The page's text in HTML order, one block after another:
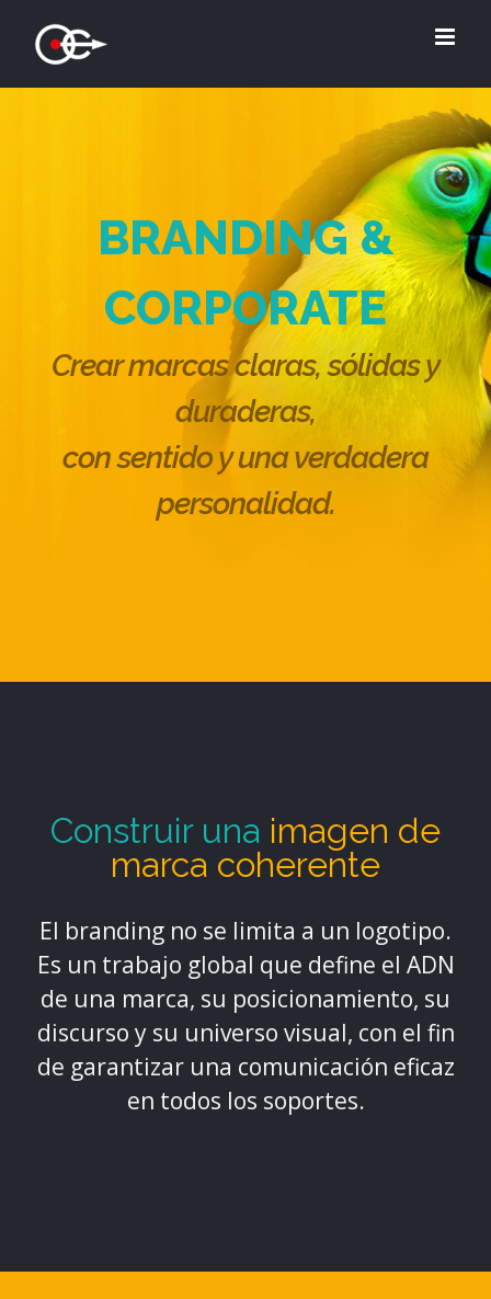
contenido
BRANDING &
CORPORATE
Crear marcas claras, sólidas y
duraderas,
con sentido y una verdadera
personalidad.
Construir una imagen de
marca coherente
El branding no se limita a un logotipo.
Es un trabajo global que define el ADN
de una marca, su posicionamiento, su
discurso y su universo visual, con el fin
de garantizar una comunicación eficaz
en todos los soportes.